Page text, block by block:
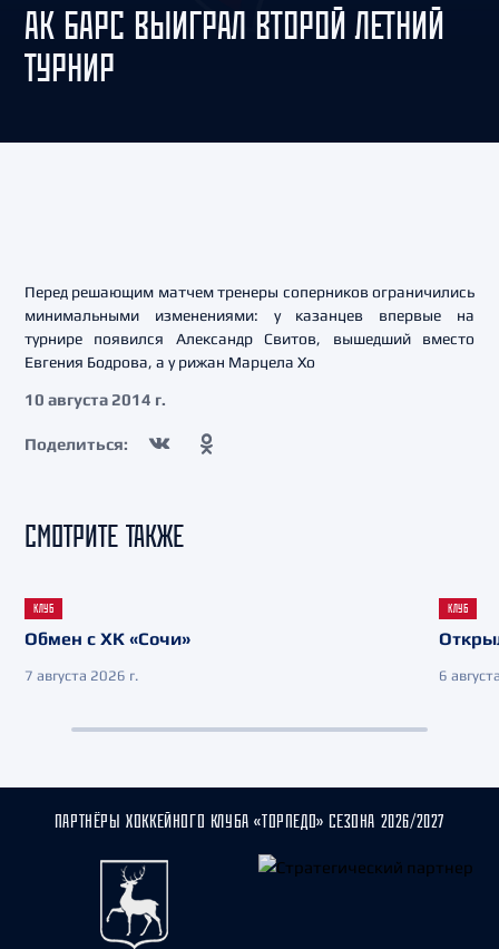
АК БАРС ВЫИГРАЛ ВТОРОЙ ЛЕТНИЙ
ТУРНИР
Перед решающим матчем тренеры соперников ограничились
минимальными изменениями: у казанцев впервые на
турнире появился Александр Свитов, вышедший вместо
Евгения Бодрова, а у рижан Марцела Хо
10 августа 2014 г.
Поделиться:
СМОТРИТЕ ТАКЖЕ
КЛУБ
Обмен с ХК «Сочи»
7 августа 2026 г.
КЛУБ
6
ПАРТНЁРЫ ХОККЕЙНОГО КЛУБА «ТОРПЕДО» СЕЗОНА 2026/2027